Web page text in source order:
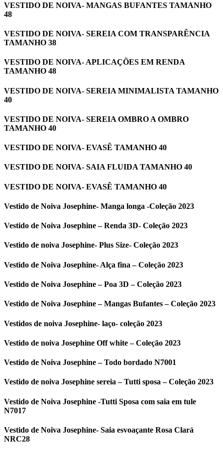
VESTIDO DE NOIVA- MANGAS BUFANTES TAMANHO
48
VESTIDO DE NOIVA- SEREIA COM TRANSPARÊNCIA
TAMANHO 38
VESTIDO DE NOIVA- APLICAÇÕES EM RENDA
TAMANHO 48
VESTIDO DE NOIVA- SEREIA MINIMALISTA TAMANHO
40
VESTIDO DE NOIVA- SEREIA OMBRO A OMBRO
TAMANHO 40
VESTIDO DE NOIVA- EVASÊ TAMANHO 40
VESTIDO DE NOIVA- SAIA FLUIDA TAMANHO 40
VESTIDO DE NOIVA- EVASÊ TAMANHO 40
Vestido de Noiva Josephine- Manga longa -Coleção 2023
Vestido de Noiva Josephine – Renda 3D- Coleção 2023
Vestido de noiva Josephine- Plus Size- Coleção 2023
Vestido de Noiva Josephine- Alça fina – Coleção 2023
Vestido de Noiva Josephine – Poa 3D – Coleção 2023
Vestido de Noiva Josephine – Mangas Bufantes – Coleção 2023
Vestidos de noiva Josephine- laço- coleção 2023
Vestido de noiva Josephine Off white – Coleção 2023
Vestido de Noiva Josephine – Todo bordado N7001
Vestido de noiva Josephine sereia – Tutti sposa – Coleção 2023
Vestido de Noiva Josephine -Tutti Sposa com saia em tule
N7017
Vestido de Noiva Josephine- Saia esvoaçante Rosa Clará
NRC28